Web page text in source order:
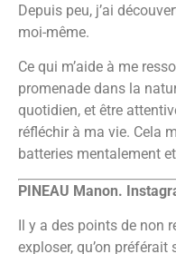
Depuis peu, j’ai
moi-même.
Ce qui m’aide à me
promenade dans la
quotidien, et être
réfléchir à ma vie. Cela
batteries mentalement
PINEAU Manon.
Il y a des points de non
exploser, qu’on